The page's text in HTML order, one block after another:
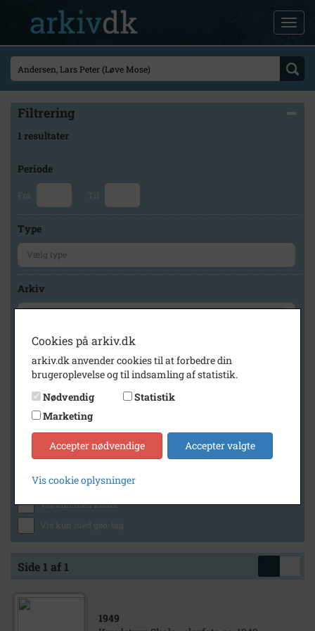
Filtrering
1 resultater
Periode
Fra Til
Type
Arkiv
Geografi
Generelt
Vis kun med billeder
Vis kun med lydklip
Vis kun med kilder
Vis kun med geo-tag
Side 1 af 1
1949
Cookies på arkiv.dk
arkiv.dk anvender cookies til at forbedre din
brugeroplevelse og til indsamling af statistik.
Nødvendig
Statistik
Marketing
Accepter nødvendige Accepter valgte
Vis cookie oplysninger